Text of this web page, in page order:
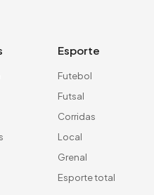
Esporte
Futebol
Futsal
Corridas
Local
Grenal
Esporte total